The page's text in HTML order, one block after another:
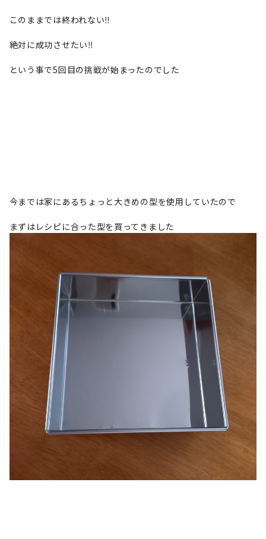
このままでは終われない‼️
絶対に成功させたい‼️
という事で5回目の挑戦が始まったのでした
今までは家にあるちょっと大きめの型を使用していたので
まずはレシピに合った型を買ってきました